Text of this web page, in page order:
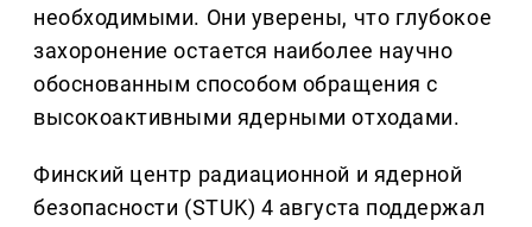
необходимыми. Они уверены, что глубокое
захоронение остается наиболее научно
обоснованным способом обращения с
высокоактивными ядерными отходами.
Финский центр радиационной и ядерной
безопасности (STUK) 4 августа поддержал